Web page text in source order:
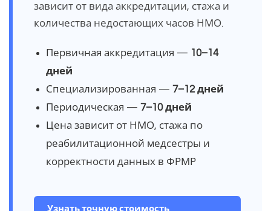
зависит от вида аккредитации, стажа и
количества недостающих часов НМО.
Первичная аккредитация — 10–14
дней
Специализированная — 7–12 дней
Периодическая — 7–10 дней
Цена зависит от НМО, стажа по
реабилитационной медсестры и
корректности данных в ФРМР
Узнать точную стоимость